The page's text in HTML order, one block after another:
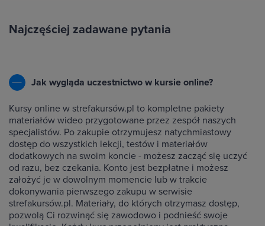
Najczęściej zadawane pytania
Jak wygląda uczestnictwo w kursie online?
Kursy online w strefakursów.pl to kompletne pakiety
materiałów wideo przygotowane przez zespół naszych
specjalistów. Po zakupie otrzymujesz natychmiastowy
dostęp do wszystkich lekcji, testów i materiałów
dodatkowych na swoim koncie - możesz zacząć się uczyć
od razu, bez czekania. Konto jest bezpłatne i możesz
założyć je w dowolnym momencie lub w trakcie
dokonywania pierwszego zakupu w serwisie
strefakursów.pl. Materiały, do których otrzymasz dostęp,
pozwolą Ci rozwinąć się zawodowo i podnieść swoje